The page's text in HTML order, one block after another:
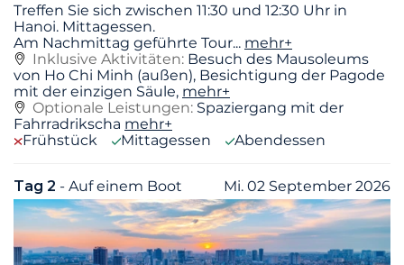
Treffen Sie sich zwischen 11:30 und 12:30 Uhr in
Hanoi. Mittagessen.
Am Nachmittag geführte Tour... mehr+
Inklusive Aktivitäten: Besuch des Mausoleums
von Ho Chi Minh (außen), Besichtigung der Pagode
mit der einzigen Säule, mehr+
Optionale Leistungen: Spaziergang mit der
Fahrradrikscha mehr+
Frühstück
Mittagessen Abendessen
Tag 2 - Auf einem Boot Mi. 02 September 2026